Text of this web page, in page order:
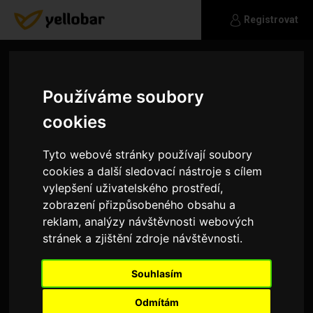
Používáme soubory
cookies
Tyto webové stránky používají soubory
cookies a další sledovací nástroje s cílem
vylepšení uživatelského prostředí,
zobrazení přizpůsobeného obsahu a
reklam, analýzy návštěvnosti webových
stránek a zjištění zdroje návštěvnosti.
Souhlasím
Odmítám
Registrovat
dostupný
Je nám líto, profil uživatele neexistuje, nebo byl
ZPĚT NA ÚVODNÍ STRÁNKU